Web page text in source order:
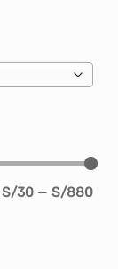
S/30— S/880